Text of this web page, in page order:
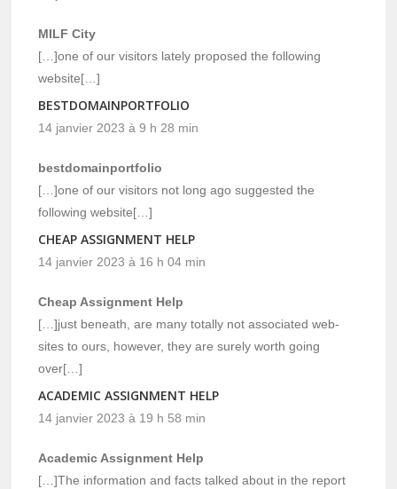
MILF City
[…]one of our visitors lately proposed the following
website[…]
BESTDOMAINPORTFOLIO
14 janvier 2023 à 9 h 28 min
bestdomainportfolio
[…]one of our visitors not long ago suggested the
following website[…]
CHEAP ASSIGNMENT HELP
14 janvier 2023 à 16 h 04 min
Cheap Assignment Help
[…]just beneath, are many totally not associated web-
sites to ours, however, they are surely worth going
over[…]
ACADEMIC ASSIGNMENT HELP
14 janvier 2023 à 19 h 58 min
Academic Assignment Help
[…]The information and facts talked about in the report